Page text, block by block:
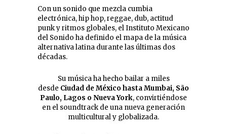
Con un sonido que mezcla cumbia
electrónica, hip hop, reggae, dub, actitud
punk y ritmos globales, el Instituto Mexicano
del Sonido ha definido el mapa de la música
alternativa latina durante las últimas dos
décadas.
Su música ha hecho bailar a miles
desde Ciudad de México hasta Mumbai, São
Paulo, Lagos o Nueva York, convirtiéndose
en el soundtrack de una nueva generación
multicultural y globalizada.